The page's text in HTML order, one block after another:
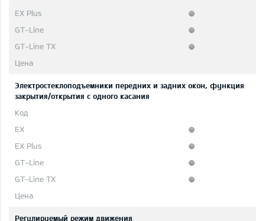
Электростеклоподъемники передних и задних окон, функция
закрытия/открытия с одного касания
Регулируемый режим движения